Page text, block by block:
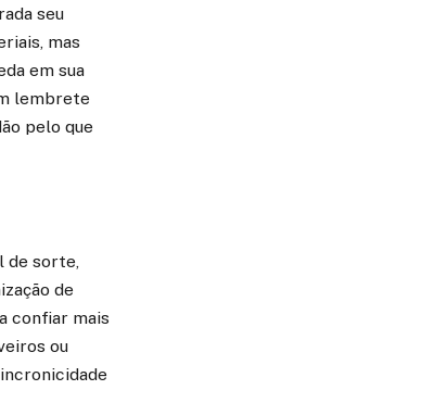
seu
mas
em sua
lembrete
pelo que
de sorte,
de
confiar mais
ou